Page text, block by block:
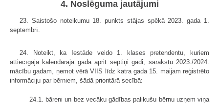
4. Noslēguma jautājumi
23. Saistošo noteikumu 18. punkts stājas spēkā 2023. gada 1.
septembrī.
24. Noteikt, ka Iestāde veido 1. klases pretendentu, kuriem
attiecīgajā kalendārajā gadā aprit septiņi gadi, sarakstu 2023./2024.
mācību gadam, ņemot vērā VIIS līdz katra gada 15. maijam reģistrēto
informāciju par bērniem, šādā prioritārā secībā:
24.1. bāreni un bez vecāku gādības palikušu bērnu uzņem viņa